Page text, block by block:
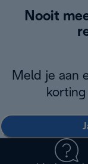
Nooit
Meld je aan